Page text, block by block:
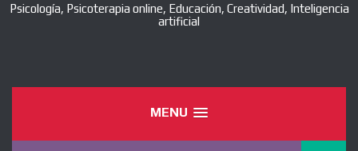
Psicología, Psicoterapia online, Educación, Creatividad, Inteligencia
artificial
MENU